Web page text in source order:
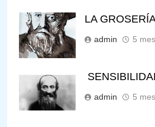
LA
admin 5
admin 5